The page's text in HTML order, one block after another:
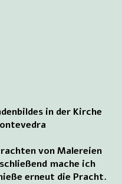
in der Kirche
von Malereien
mache ich
erneut die Pracht.